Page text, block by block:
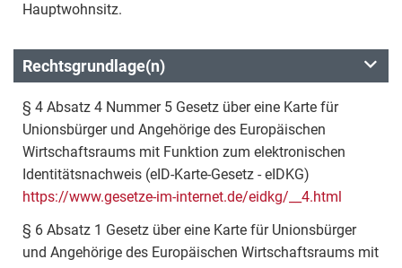
Hauptwohnsitz.
Rechtsgrundlage(n)
§ 4 Absatz 4 Nummer 5 Gesetz über eine Karte für
Unionsbürger und Angehörige des Europäischen
Wirtschaftsraums mit Funktion zum elektronischen
Identitätsnachweis (eID-Karte-Gesetz - eIDKG)
https://www.gesetze-im-internet.de/eidkg/__4.html
§ 6 Absatz 1 Gesetz über eine Karte für Unionsbürger
und Angehörige des Europäischen Wirtschaftsraums mit